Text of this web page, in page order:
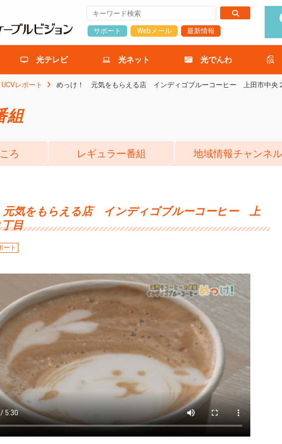
サポート Webメール 最新情報
光テレビ 光ネット 光でんわ
UCVレポート めっけ！ 元気をもらえる店 インディゴブルーコーヒー 上田市中央
組
ろ レギュラー番組 地域情報チャンネル
気をもらえる店 インディゴブルーコーヒー 上
目
ート